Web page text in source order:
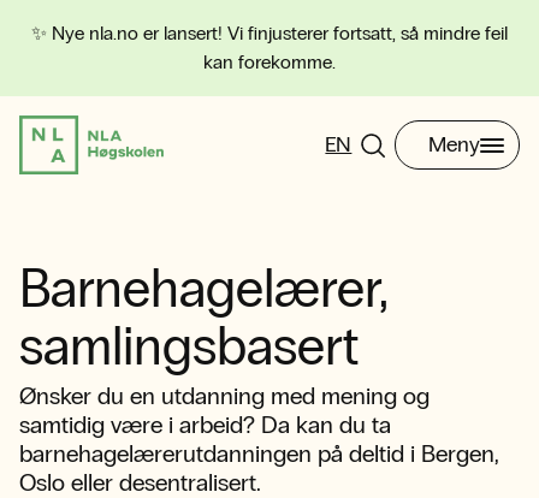
✨ Nye nla.no er lansert! Vi finjusterer fortsatt, så mindre feil
kan forekomme.
EN Meny
Barnehagelærer,
samlingsbasert
Ønsker du en utdanning med mening og
samtidig være i arbeid? Da kan du ta
barnehagelærerutdanningen på deltid i Bergen,
Oslo eller desentralisert.